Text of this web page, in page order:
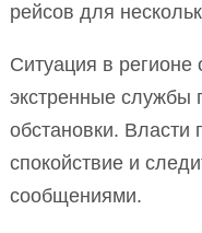
рейсов для
Ситуация в регионе
экстренные службы
обстановки. Власти
спокойствие и
сообщениями.